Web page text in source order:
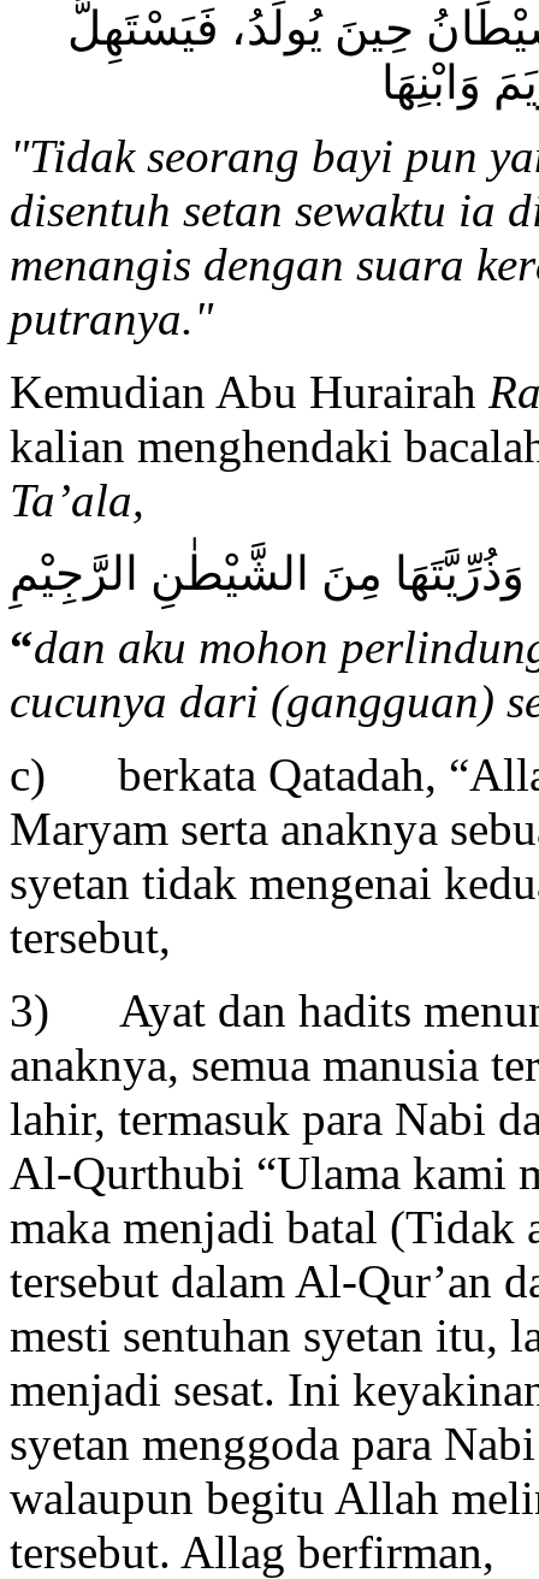
حِينَ يُولَدُ، فَيَسْتَهِلُّ
"Tidak seorang bayi pun
disentuh setan sewaktu ia
menangis dengan suara
putranya."
Kemudian Abu Hurairah
kalian menghendaki
Ta’ala,
وَذُرِّيَّتَهَا مِنَ الشَّيْطٰنِ الرَّجِيْمِ
“dan aku mohon
cucunya dari (gangguan)
c) berkata Qatadah,
Maryam serta anaknya
syetan tidak mengenai
tersebut,
3) Ayat dan hadits
anaknya, semua manusia
lahir, termasuk para Nabi
Al-Qurthubi “Ulama kami
maka menjadi batal (Tidak
tersebut dalam Al-Qur’an
mesti sentuhan syetan itu,
menjadi sesat. Ini
syetan menggoda para
walaupun begitu Allah
tersebut. Allag berfirman,